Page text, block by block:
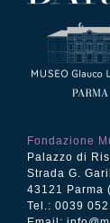
Fondazione
Palazzo di
Strada G.
43121 Parma
Tel.: 0039